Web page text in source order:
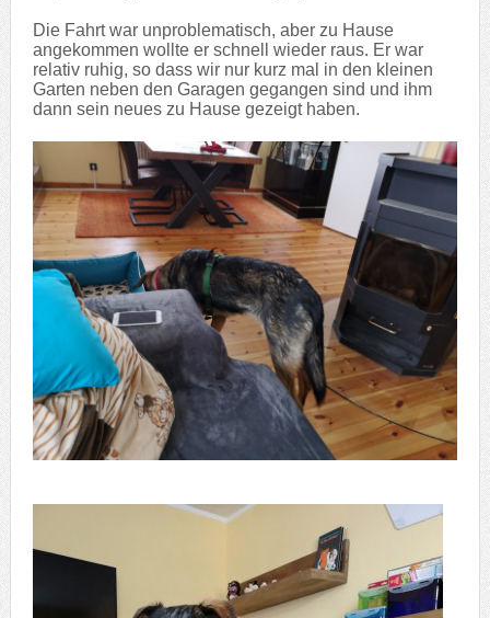
Die Fahrt war unproblematisch, aber zu Hause
angekommen wollte er schnell wieder raus. Er war
relativ ruhig, so dass wir nur kurz mal in den kleinen
Garten neben den Garagen gegangen sind und ihm
dann sein neues zu Hause gezeigt haben.